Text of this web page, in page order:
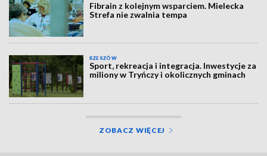
Fibrain z kolejnym wsparciem. Mielecka
Strefa nie zwalnia tempa
RZESZÓW
Sport, rekreacja i integracja. Inwestycje za
miliony w Tryńczy i okolicznych gminach
ZOBACZ WIĘCEJ